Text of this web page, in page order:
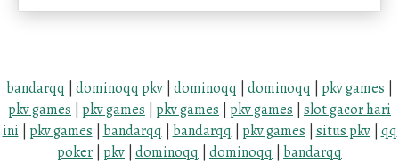
bandarqq dominoqq pkv dominoqq dominoqq pkv games
pkv games pkv games pkv games pkv games slot gacor hari
ini pkv games bandarqq bandarqq pkv games situs pkv| qq
poker pkv dominoqq dominoqq bandarqq